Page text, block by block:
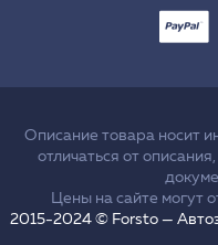
Описание товара носит
отличаться от
Цены на сайте могут
2015-2024 © Forsto —